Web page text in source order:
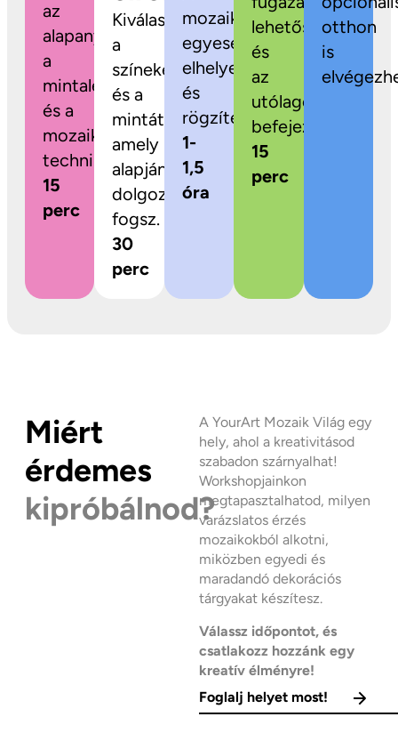
az
alapanyagokkal,
a
mintalehetőségekkel
és a
mozaikozás
technikájával.
15
perc
Kiválaszthatod
a
színeket
és a
mintát,
amely
alapján
dolgozni
fogsz.
30
perc
mozaikdarabokat
egyesével
elhelyezed
és
rögzíted.
1-
1,5
óra
lehetőségeket
és
az
utólagos
befejezést.
15
perc
otthon
is
Miért
érdemes
kipróbálnod?
A YourArt Mozaik Világ egy
hely, ahol a kreativitásod
szabadon szárnyalhat!
Workshopjainkon
megtapasztalhatod, milyen
varázslatos érzés
mozaikokból alkotni,
miközben egyedi és
maradandó dekorációs
tárgyakat készítesz.
Válassz időpontot, és
csatlakozz hozzánk egy
kreatív élményre!
Foglalj helyet most!